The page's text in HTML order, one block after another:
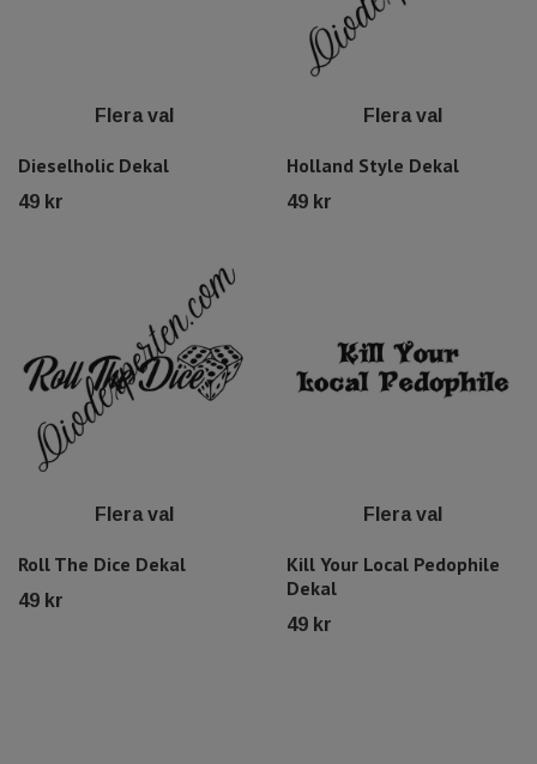
Flera val
Dieselholic Dekal
49 kr
Flera val
Holland Style Dekal
49 kr
Flera val
Roll The Dice Dekal
49 kr
Flera val
Kill Your Local Pedophile
Dekal
49 kr